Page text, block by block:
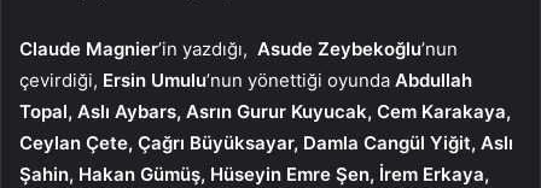
Claude Magnier’in yazdığı, Asude Zeybekoğlu’nun
çevirdiği, Ersin Umulu’nun yönettiği oyunda Abdullah
Topal, Aslı Aybars, Asrın Gurur Kuyucak, Cem Karakaya,
Ceylan Çete, Çağrı Büyüksayar, Damla Cangül Yiğit, Aslı
Şahin, Hakan Gümüş, Hüseyin Emre Şen, İrem Erkaya,